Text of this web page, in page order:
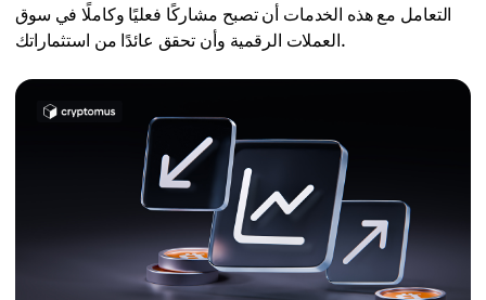
التعامل مع هذه الخدمات أن تصبح مشاركًا فعليًا وكاملًا في سوق
العملات الرقمية وأن تحقق عائدًا من استثماراتك.